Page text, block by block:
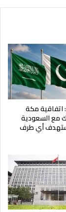
مكة
مع السعودية
أي طرف